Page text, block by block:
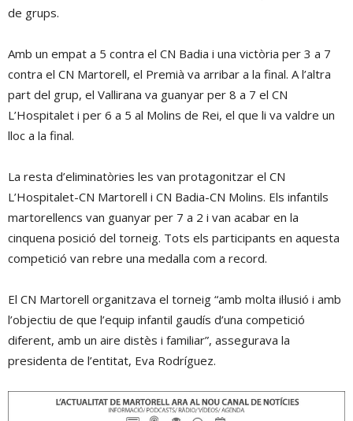
de grups.
Amb un empat a 5 contra el CN Badia i una victòria per 3 a 7
contra el CN Martorell, el Premià va arribar a la final. A l’altra
part del grup, el Vallirana va guanyar per 8 a 7 el CN
L’Hospitalet i per 6 a 5 al Molins de Rei, el que li va valdre un
lloc a la final.
La resta d’eliminatòries les van protagonitzar el CN
L’Hospitalet-CN Martorell i CN Badia-CN Molins. Els infantils
martorellencs van guanyar per 7 a 2 i van acabar en la
cinquena posició del torneig. Tots els participants en aquesta
competició van rebre una medalla com a record.
El CN Martorell organitzava el torneig “amb molta il·lusió i amb
l’objectiu de que l’equip infantil gaudís d’una competició
diferent, amb un aire distès i familiar”, assegurava la
presidenta de l’entitat, Eva Rodríguez.